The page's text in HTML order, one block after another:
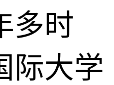
多时
际大学